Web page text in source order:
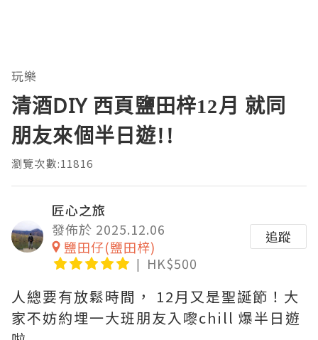
玩樂
清酒DIY 西頁鹽田梓12月 就同
朋友來個半日遊!!
瀏覽次數:11816
匠心之旅
發佈於 2025.12.06
鹽田仔(鹽田梓)
HK$500
追蹤
人總要有放鬆時間， 12月又是聖誕節！大
家不妨約埋一大班朋友入嚟chill 爆半日遊